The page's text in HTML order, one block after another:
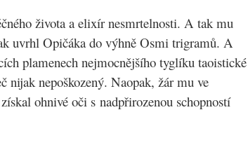
života a elixír nesmrtelnosti. A tak mu
uvrhl Opičáka do výhně Osmi trigramů. A
plamenech nejmocnějšího tyglíku taoistické
nijak nepoškozený. Naopak, žár mu ve
ohnivé oči s nadpřirozenou schopností